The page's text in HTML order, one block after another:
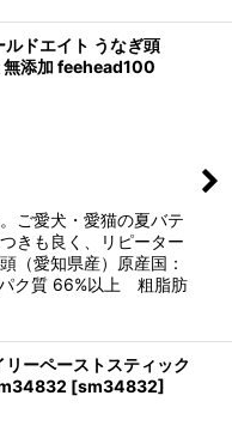
ドエイト うなぎ頭
無添加 feehead100
ご愛犬・愛猫の夏バテ
きも良く、リピーター
（愛知県産）原産国：
ク質 66%以上 粗脂肪
ーペーストスティック
[sm34832]